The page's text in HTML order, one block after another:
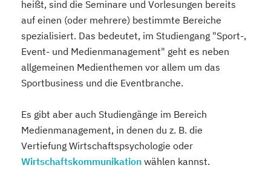
heißt, sind die Seminare und Vorlesungen bereits
auf einen (oder mehrere) bestimmte Bereiche
spezialisiert. Das bedeutet, im Studiengang "Sport-,
Event- und Medienmanagement" geht es neben
allgemeinen Medienthemen vor allem um das
Sportbusiness und die Eventbranche.
Es gibt aber auch Studiengänge im Bereich
Medienmanagement, in denen du z. B. die
Vertiefung Wirtschaftspsychologie oder
Wirtschaftskommunikation wählen kannst.